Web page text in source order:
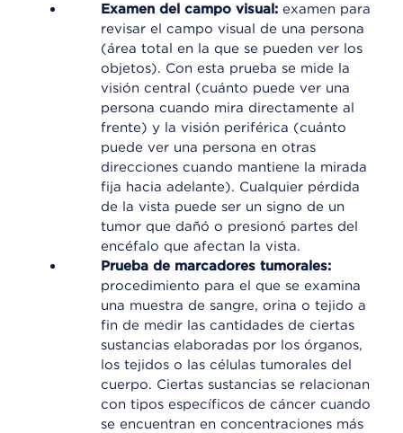
Examen del campo visual: examen para
revisar el campo visual de una persona
(área total en la que se pueden ver los
objetos). Con esta prueba se mide la
visión central (cuánto puede ver una
persona cuando mira directamente al
frente) y la visión periférica (cuánto
puede ver una persona en otras
direcciones cuando mantiene la mirada
fija hacia adelante). Cualquier pérdida
de la vista puede ser un signo de un
tumor que dañó o presionó partes del
encéfalo que afectan la vista.
Prueba de marcadores tumorales:
procedimiento para el que se examina
una muestra de sangre, orina o tejido a
fin de medir las cantidades de ciertas
sustancias elaboradas por los órganos,
los tejidos o las células tumorales del
cuerpo. Ciertas sustancias se relacionan
con tipos específicos de cáncer cuando
se encuentran en concentraciones más